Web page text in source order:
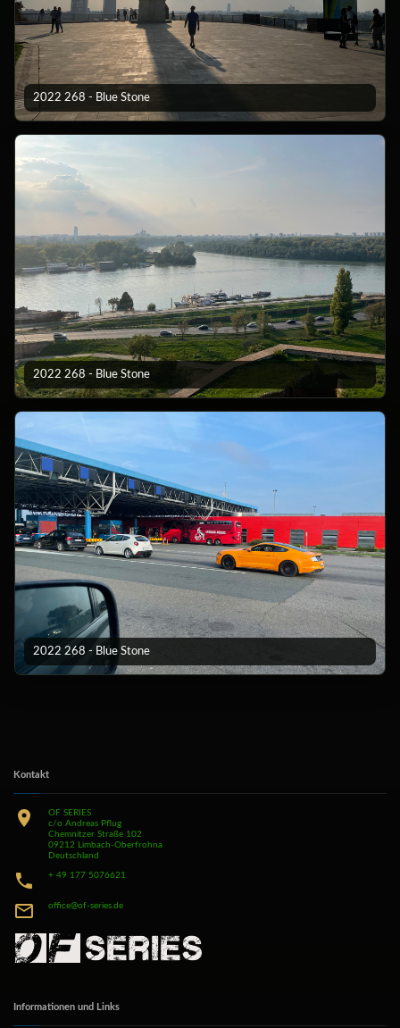
2022 268 - Blue Stone
2022 268 - Blue Stone
2022 268 - Blue Stone
Kontakt
OF SERIES
c/o Andreas Pflug
Chemnitzer Straße 102
09212 Limbach-Oberfrohna
Deutschland
+ 49 177 5076621
office@of-series.de
Informationen und Links